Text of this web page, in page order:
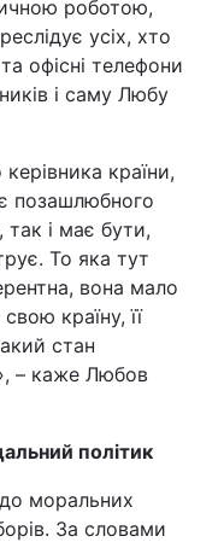
роботою,
усіх, хто
офісні телефони
і саму Любу
країни,
позашлюбного
так і має бути,
То яка тут
вона мало
країну, її
стан
– каже Любов
політик
моральних
За словами